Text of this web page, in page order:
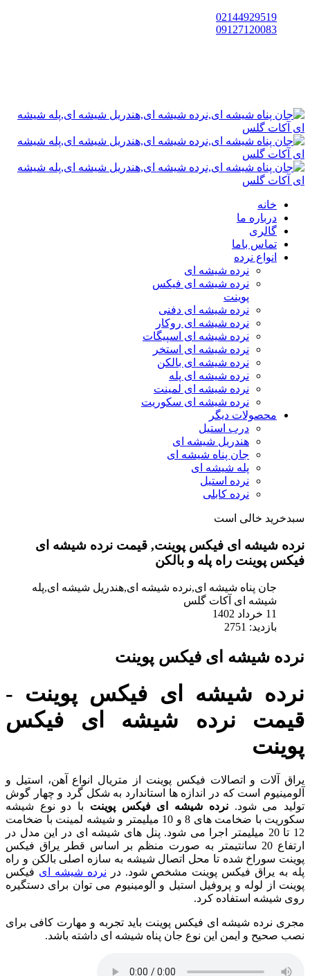
02144929519
09127120083
خانه
درباره ما
گالری
تماس باما
انواع نرده
نرده شیشه ای
نرده شیشه ای فیکس
پوینت
نرده شیشه ای دفنی
نرده شیشه ای روکار
نرده شیشه ای اسپیگات
نرده شیشه ای استخر
نرده شیشه ای بالکن
نرده شیشه ای پله
نرده شیشه ای لمینت
نرده شیشه ای سکوریت
محصولات دیگر
درب استیل
هندریل شیشه ای
جان پناه شیشه ای
پله شیشه ای
نرده استیل
نرده کابلی
سبدخرید خالی است
نرده شیشه ای فیکس پوینت, قیمت نرده شیشه ای
فیکس پوینت راه پله و بالکن
جان پناه شیشه ای,نرده شیشه ای,هندریل شیشه ای,پله
شیشه ای آکات گلس
11 خرداد 1402
بازدید: 2751
نرده شیشه ای فیکس پوینت
نرده شیشه ای فیکس پوینت -
قیمت نرده شیشه ای فیکس
پوینت
یراق آلات و اتصالات فیکس پوینت از متریال انواع آهن، استیل و
آلومینیوم است که در اندازه ها استاندارد به شکل گرد و چهار گوش
تولید می شود. نرده شیشه ای فیکس پوینت با دو نوع شیشه
سکوریت با ضخامت های 8 و 10 میلیمتر و شیشه لمینت با ضخامت
12 تا 20 میلیمتر اجرا می شود. پنل های شیشه ای در این مدل در
ارتفاع 20 سانتیمتر به صورت منظم بر اساس قطر یراق فیکس
پوینت سوراخ شده تا محل اتصال شیشه به سازه اصلی بالکن و راه
پله به یراق فیکس پوینت مشخص شود. در نرده شیشه ای فیکس
پوینت از لوله و پروفیل استیل و آلومینیوم می توان برای دستگیره
روی شیشه استفاده کرد.
مجری نرده شیشه ای فیکس پوینت باید تجربه و مهارت کافی برای
نصب صحیح و ایمن این نوع جان پناه شیشه ای داشته باشد.